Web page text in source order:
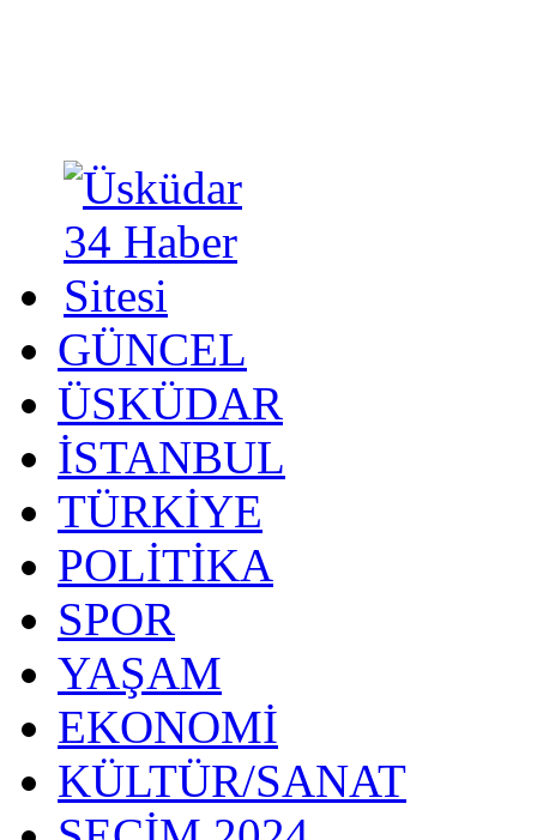
GÜNCEL
ÜSKÜDAR
İSTANBUL
TÜRKİYE
POLİTİKA
SPOR
YAŞAM
EKONOMİ
KÜLTÜR/SANAT